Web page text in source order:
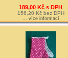
189,00 Kč s DPH
156,20 Kč bez DPH
... více informací